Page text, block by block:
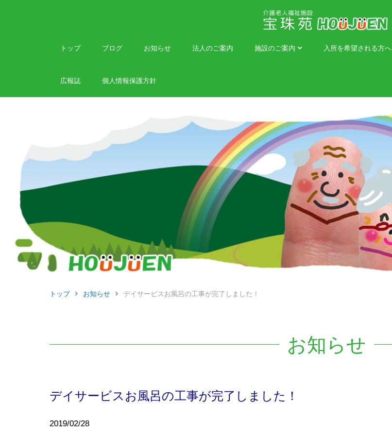
トップ ブログ お知らせ 法人のご案内 施設のご案内 入所を希望される方へ
広報誌 個人情報保護方針
トップ お知らせ デイサービスお風呂の工事が完了しました！
お知らせ
デイサービスお風呂の工事が完了しました！
2019/02/28
の
記